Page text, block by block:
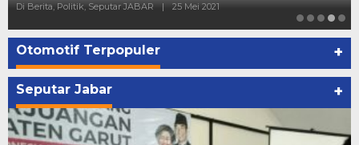
Di Berita, Politik, Seputar JABAR | 25 Mei 2021
Otomotif Terpopuler +
Seputar Jabar +